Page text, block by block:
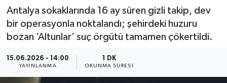
Antalya sokaklarında 16 ay süren gizli takip, dev
bir operasyonla noktalandı; şehirdeki huzuru
bozan ‘Altunlar’ suç örgütü tamamen çökertildi.
15.06.2026 - 14:00
YAYINLANMA
1 DK
OKUNMA SÜRESI
Ekonomi
Gazipaşa
Haber Arşivi